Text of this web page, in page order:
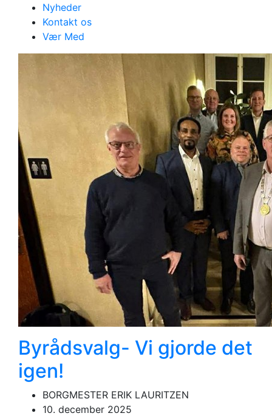
Nyheder
Kontakt os
Vær Med
Sønderborg Kredsen
Alle nyheder
Byrådsvalg- Vi gjorde det
igen!
BORGMESTER ERIK LAURITZEN
10. december 2025